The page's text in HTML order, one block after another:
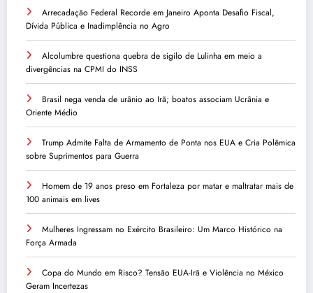
Arrecadação Federal Recorde em Janeiro Aponta Desafio Fiscal,
Dívida Pública e Inadimplência no Agro
Alcolumbre questiona quebra de sigilo de Lulinha em meio a
divergências na CPMI do INSS
Brasil nega venda de urânio ao Irã; boatos associam Ucrânia e
Oriente Médio
Trump Admite Falta de Armamento de Ponta nos EUA e Cria Polêmica
sobre Suprimentos para Guerra
Homem de 19 anos preso em Fortaleza por matar e maltratar mais de
100 animais em lives
Mulheres Ingressam no Exército Brasileiro: Um Marco Histórico na
Força Armada
Copa do Mundo em Risco? Tensão EUA-Irã e Violência no México
Geram Incertezas